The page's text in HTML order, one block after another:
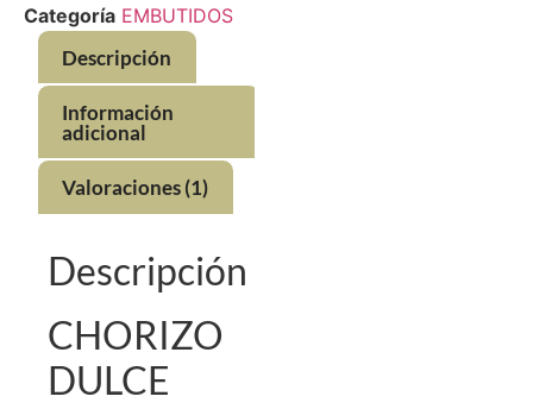
Categoría EMBUTIDOS
Descripción
Información
adicional
Valoraciones (1)
Descripción
CHORIZO
DULCE